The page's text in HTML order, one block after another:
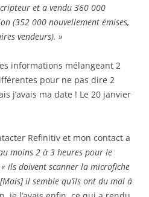
et a vendu 360 000
(352 000 nouvellement émises,
vendeurs). »
informations mélangeant 2
pour ne pas dire 2
j’avais ma date ! Le 20 janvier
Refinitiv et mon contact a
moins 2 à 3 heures pour le
« ils doivent scanner la microfiche
il semble qu’ils ont du mal à